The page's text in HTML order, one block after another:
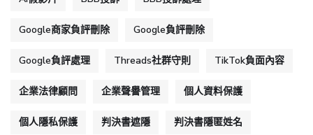
Google商家負評刪除 Google負評刪除
Google負評處理 Threads社群守則 TikTok負面內容
企業法律顧問 企業聲譽管理 個人資料保護
個人隱私保護 判決書遮隱 判決書隱匿姓名